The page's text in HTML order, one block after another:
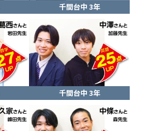
千間台中 3年
千間台中 3年